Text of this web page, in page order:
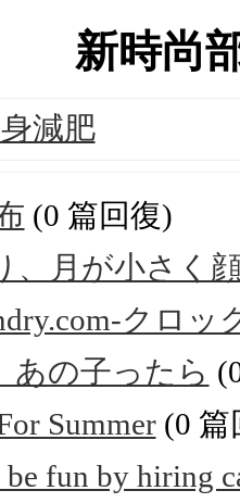
新時尚
減肥
(0 篇回復)
、月が小さく
クロ
の子ったら
Summer(0 篇
be fun by hiring